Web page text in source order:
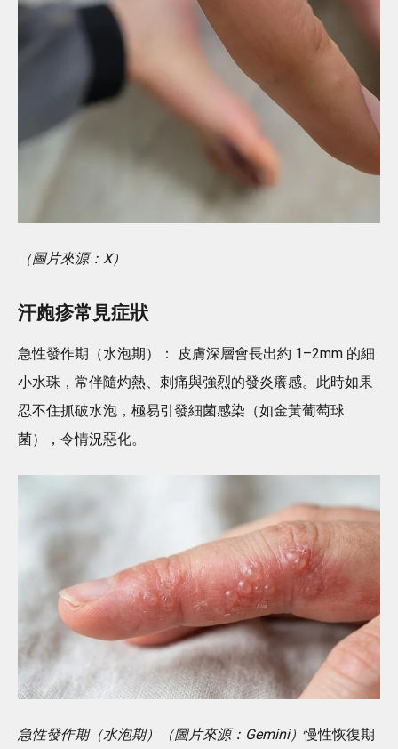
（圖片來源：X）
汗皰疹常見症狀
急性發作期（水泡期）： 皮膚深層會長出約 1–2mm 的細
小水珠，常伴隨灼熱、刺痛與強烈的發炎癢感。此時如果
忍不住抓破水泡，極易引發細菌感染（如金黃葡萄球
菌），令情況惡化。
急性發作期（水泡期）（圖片來源：Gemini）慢性恢復期